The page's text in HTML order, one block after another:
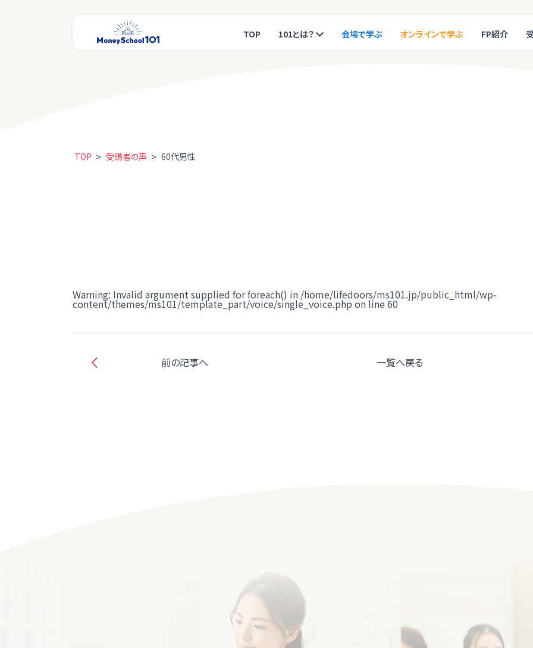
TOP 101とは？ 会場で学ぶ オンラインで学ぶ FP紹介
TOP > 受講者の声 > 60代男性
Warning: Invalid argument supplied for foreach() in /home/lifedoors/ms101.jp/public_html/wp-
content/themes/ms101/template_part/voice/single_voice.php on line 60
前の記事へ 一覧へ戻る